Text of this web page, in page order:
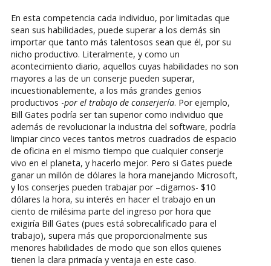
En esta competencia cada individuo, por limitadas que
sean sus habilidades, puede superar a los demás sin
importar que tanto más talentosos sean que él, por su
nicho productivo. Literalmente, y como un
acontecimiento diario, aquellos cuyas habilidades no son
mayores a las de un conserje pueden superar,
incuestionablemente, a los más grandes genios
productivos -por el trabajo de conserjería. Por ejemplo,
Bill Gates podría ser tan superior como individuo que
además de revolucionar la industria del software, podría
limpiar cinco veces tantos metros cuadrados de espacio
de oficina en el mismo tiempo que cualquier conserje
vivo en el planeta, y hacerlo mejor. Pero si Gates puede
ganar un millón de dólares la hora manejando Microsoft,
y los conserjes pueden trabajar por –digamos- $10
dólares la hora, su interés en hacer el trabajo en un
ciento de milésima parte del ingreso por hora que
exigiría Bill Gates (pues está sobrecalificado para el
trabajo), supera más que proporcionalmente sus
menores habilidades de modo que son ellos quienes
tienen la clara primacía y ventaja en este caso.